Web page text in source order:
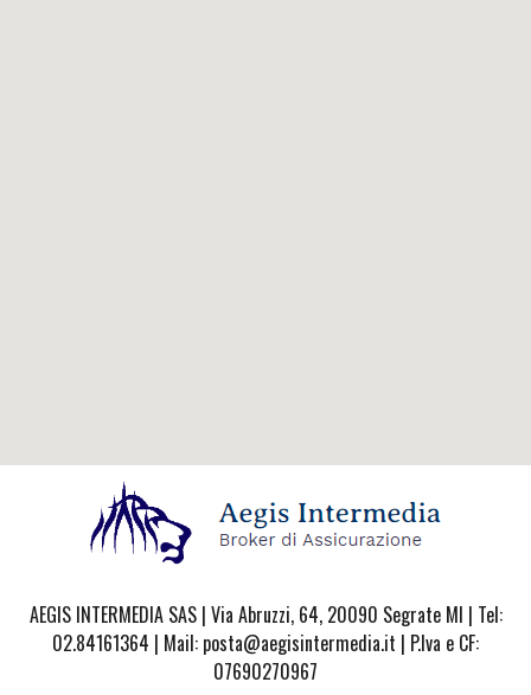
AEGIS INTERMEDIA SAS | Via Abruzzi, 64, 20090 Segrate MI | Tel:
02.84161364 | Mail: posta@aegisintermedia.it | P.Iva e CF:
07690270967